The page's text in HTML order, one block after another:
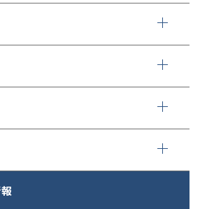
支援
応準備支援
ティング
診断
ィ設定診断
査
診断
ツ改ざん検知
ク
）
ジニア養成講座）
ティサービス (MSS)
Service for AWS
レポート